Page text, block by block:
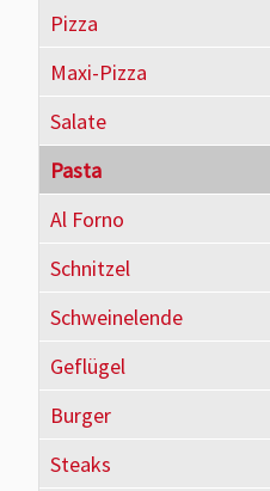
Pizza
Maxi-Pizza
Salate
Pasta
Al Forno
Schnitzel
Schweinelende
Geflügel
Burger
Steaks